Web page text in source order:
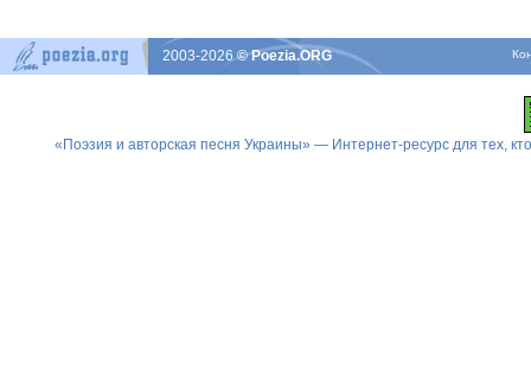
2003-2026© Poezia.ORG
«Поэзия и авторская песня Украины» — Интернет-ресурс для тех,